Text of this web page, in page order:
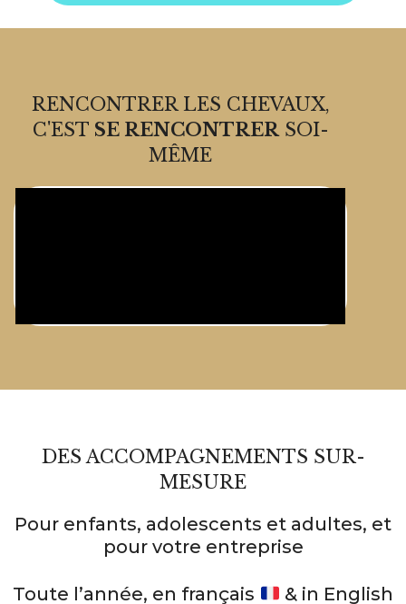
RENCONTRER LES CHEVAUX,
C'EST SE RENCONTRERSOI-
MÊME
DES ACCOMPAGNEMENTS SUR-
MESURE
Pour enfants, adolescents et adultes, et
pour votre entreprise
Toute l’année, en français & in English